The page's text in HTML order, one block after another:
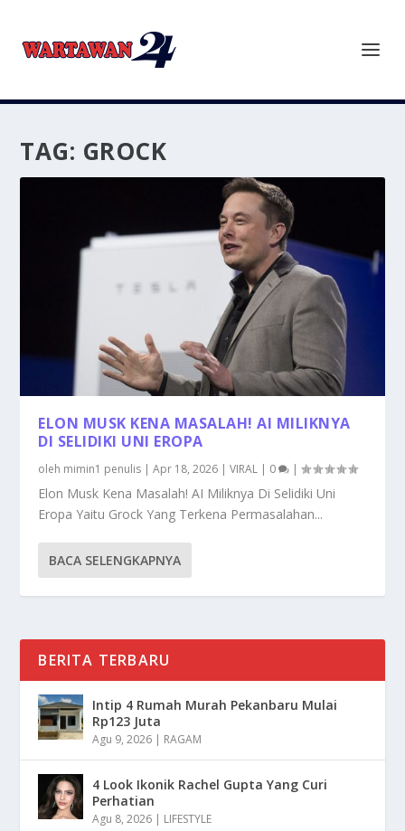
TAG: GROCK
ELON MUSK KENA MASALAH! AI MILIKNYA
DI SELIDIKI UNI EROPA
oleh mimin1 penulis |Apr 18, 2026 |VIRAL | 0 |
Elon Musk Kena Masalah! AI Miliknya Di Selidiki Uni
Eropa Yaitu Grock Yang Terkena Permasalahan...
BACA SELENGKAPNYA
BERITA TERBARU
Intip 4 Rumah Murah Pekanbaru Mulai
Rp123 Juta
Agu 9, 2026 | RAGAM
4 Look Ikonik Rachel Gupta Yang Curi
Perhatian
Agu 8, 2026 | LIFESTYLE